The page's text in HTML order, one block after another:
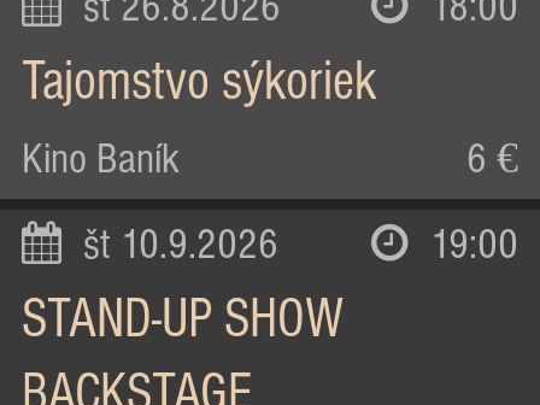
st 26.8.2026 18:00
Tajomstvo sýkoriek
Kino Baník 6 €
št 10.9.2026 19:00
STAND-UP SHOW